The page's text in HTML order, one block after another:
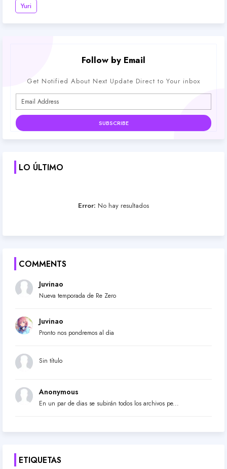
Yuri
Follow by Email
Get Notified About Next Update Direct to Your inbox
LO ÚLTIMO
Error: No hay resultados
COMMENTS
Juvinao
Nueva temporada de Re Zero
Juvinao
Pronto nos pondremos al dia
Sin título
Anonymous
En un par de dias se subirán todos los archivos pe...
ETIQUETAS